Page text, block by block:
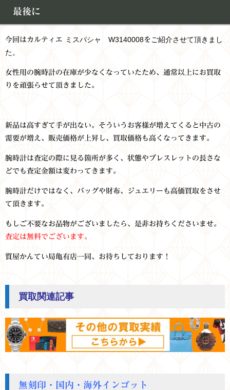
最後に
今回はカルティエ ミスパシャ W3140008をご紹介させて頂きまし
た。
女性用の腕時計の在庫が少なくなっていたため、通常以上にお買取
りを頑張らせて頂きました。
新品は高すぎて手が出ない。そういうお客様が増えてくると中古の
需要が増え、販売価格が上昇し、買取価格も高くなってきます。
腕時計は査定の際に見る箇所が多く、状態やブレスレットの長さな
どでも査定金額は変わってきます。
腕時計だけではなく、バッグや財布、ジュエリーも高価買取をさせ
て頂きます。
もしご不要なお品物がございましたら、是非お持ちくださいませ。
査定は無料でございます。
質屋かんてい局亀有店一同、お待ちしております！
買取関連記事
無刻印・国内・海外インゴット